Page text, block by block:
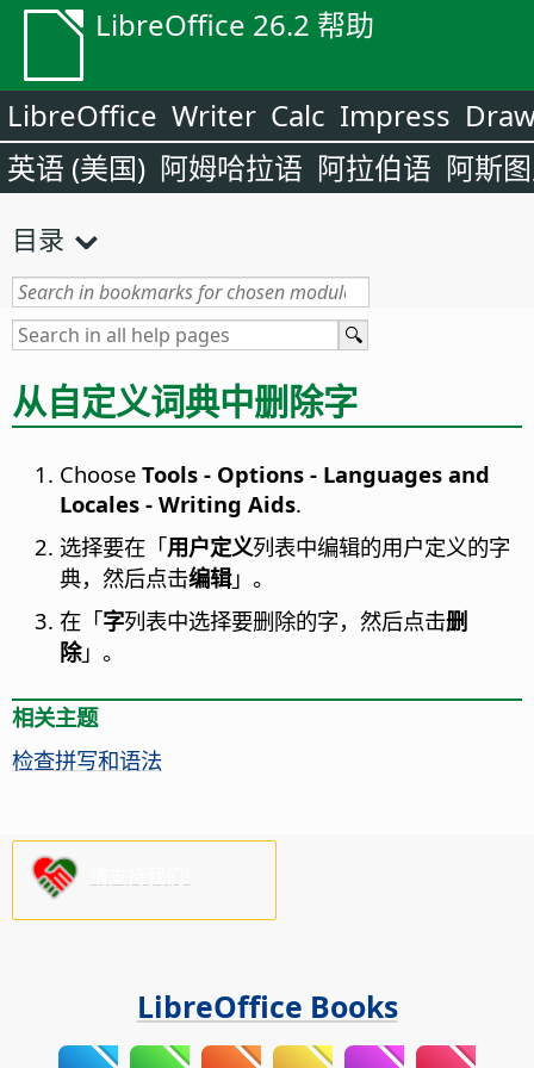
LibreOffice 26.2 帮助
LibreOffice Writer Calc Impress
英语 (美国) 阿姆哈拉语 阿拉伯语 阿斯
目录
从自定义词典中删除字
Choose Tools - Options - Languages and
Locales - Writing Aids.
选择要在「用户定义列表中编辑的用户定义的字
典，然后点击编辑」。
在「字列表中选择要删除的字，然后点击删
除」。
相关主题
检查拼写和语法
LibreOffice Books